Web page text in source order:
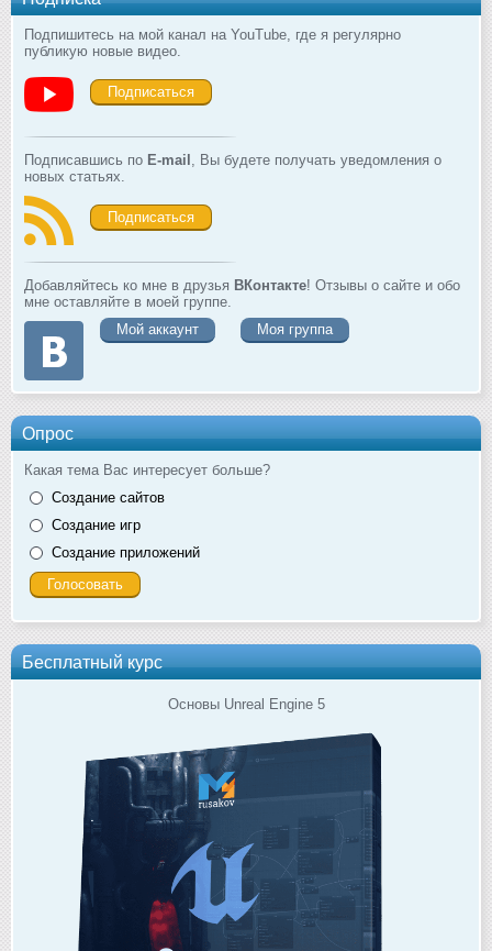
Подпишитесь на мой канал на YouTube, где я регулярно
публикую новые видео.
Подписаться
Подписавшись по E-mail , Вы будете получать уведомления о
новых статьях.
Подписаться
Добавляйтесь ко мне в друзья ВКонтакте! Отзывы о сайте и обо
мне оставляйте в моей группе.
Мой аккаунт
Моя группа
Опрос
Какая тема Вас интересует больше?
Создание сайтов
Создание игр
Создание приложений
Бесплатный курс
Основы Unreal Engine 5